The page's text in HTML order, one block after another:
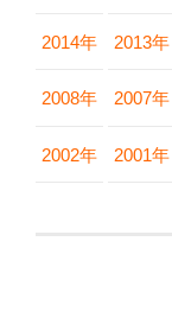
2014年 2013年
2008年 2007年
2002年 2001年